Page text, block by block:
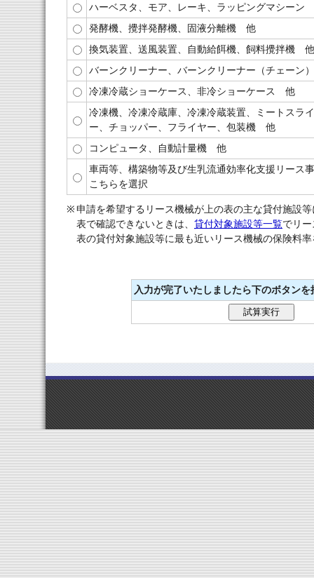
ハーベスタ、モア、レーキ、ラッピングマシーン
発酵機、攪拌発酵機、固液分離機 他
換気装置、送風装置、自動給餌機、飼料攪拌機 他
バーンクリーナー、バーンクリーナー（チェーン
冷凍冷蔵ショーケース、非冷ショーケース 他
冷凍機、冷凍冷蔵庫、冷凍冷蔵装置、ミートスラ
ー、チョッパー、フライヤー、包装機 他
コンピュータ、自動計量機 他
車両等、構築物等及び生乳流通効率化支援リース
こちらを選択
※申請を希望するリース機械が上の表の主な貸付施設
表で確認できないときは、 貸付対象施設等一覧でリ
表の貸付対象施設等に最も近いリース機械の保険料
入力が完了いたしましたら下のボタン